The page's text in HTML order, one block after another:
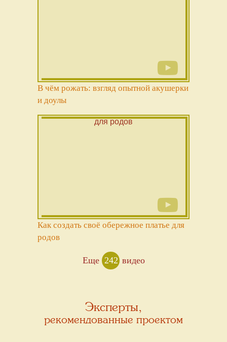
В чём рожать: взгляд опытной акушерки
и доулы
Как создать своё обережное платье для
родов
Еще 242видео
Эксперты,
рекомендованные проектом